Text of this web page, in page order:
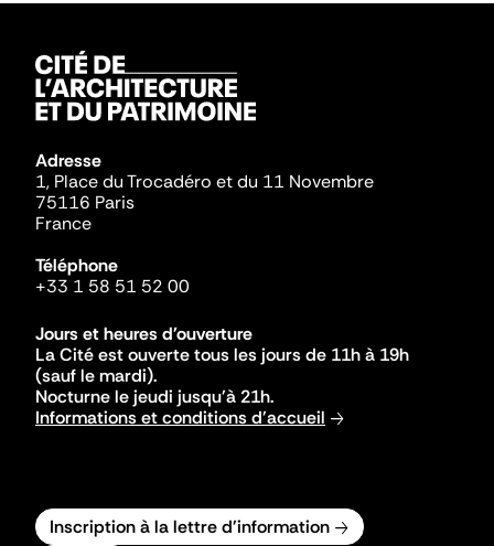
Adresse
1, Place du Trocadéro et du 11 Novembre
75116 Paris
France
Téléphone
+33 1 58 51 52 00
Jours et heures d'ouverture
La Cité est ouverte tous les jours de 11h à 19h
(sauf le mardi).
Nocturne le jeudi jusqu'à 21h.
Informations et conditions d'accueil
Inscription à la lettre d'information